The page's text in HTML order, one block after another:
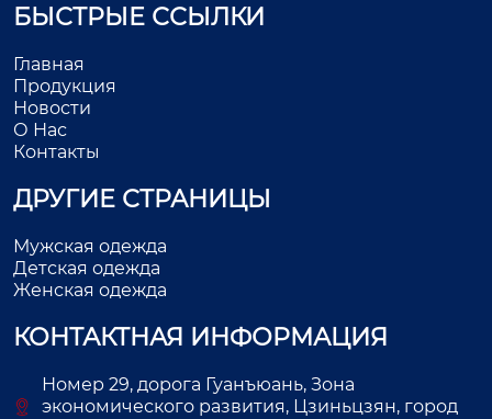
БЫСТРЫЕ ССЫЛКИ
Главная
Продукция
Новости
О Нас
Контакты
ДРУГИЕ СТРАНИЦЫ
Мужская одежда
Детская одежда
Женская одежда
КОНТАКТНАЯ ИНФОРМАЦИЯ
Номер 29, дорога Гуанъюань, Зона
экономического развития, Цзиньцзян, город